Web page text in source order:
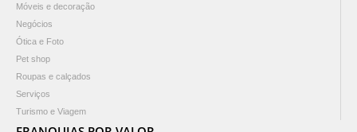
Móveis e decoração
Negócios
Ótica e Foto
Pet shop
Roupas e calçados
Serviços
Turismo e Viagem